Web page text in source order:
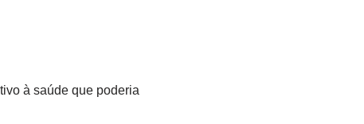
à saúde que poderia